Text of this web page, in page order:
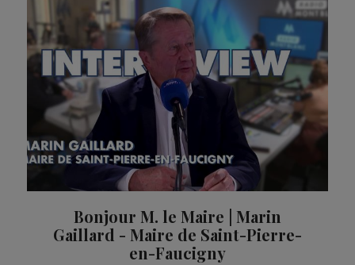
Bonjour M. le Maire | Marin
Gaillard - Maire de Saint-Pierre-
en-Faucigny